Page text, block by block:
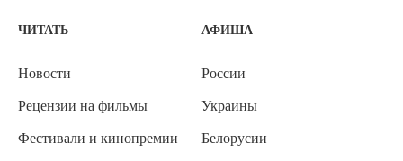
ЧИТАТЬ
Новости
Рецензии на фильмы
Фестивали и кинопремии
АФИША
России
Украины
Белорусии